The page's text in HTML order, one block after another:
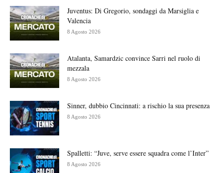
Juventus: Di Gregorio, sondaggi da Marsiglia e
Valencia
8 Agosto 2026
Atalanta, Samardzic convince Sarri nel ruolo di
mezzala
8 Agosto 2026
Sinner, dubbio Cincinnati: a rischio la sua presenza
8 Agosto 2026
Spalletti: “Juve, serve essere squadra come l’Inter”
8 Agosto 2026